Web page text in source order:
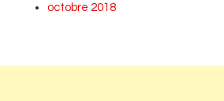
octobre 2018